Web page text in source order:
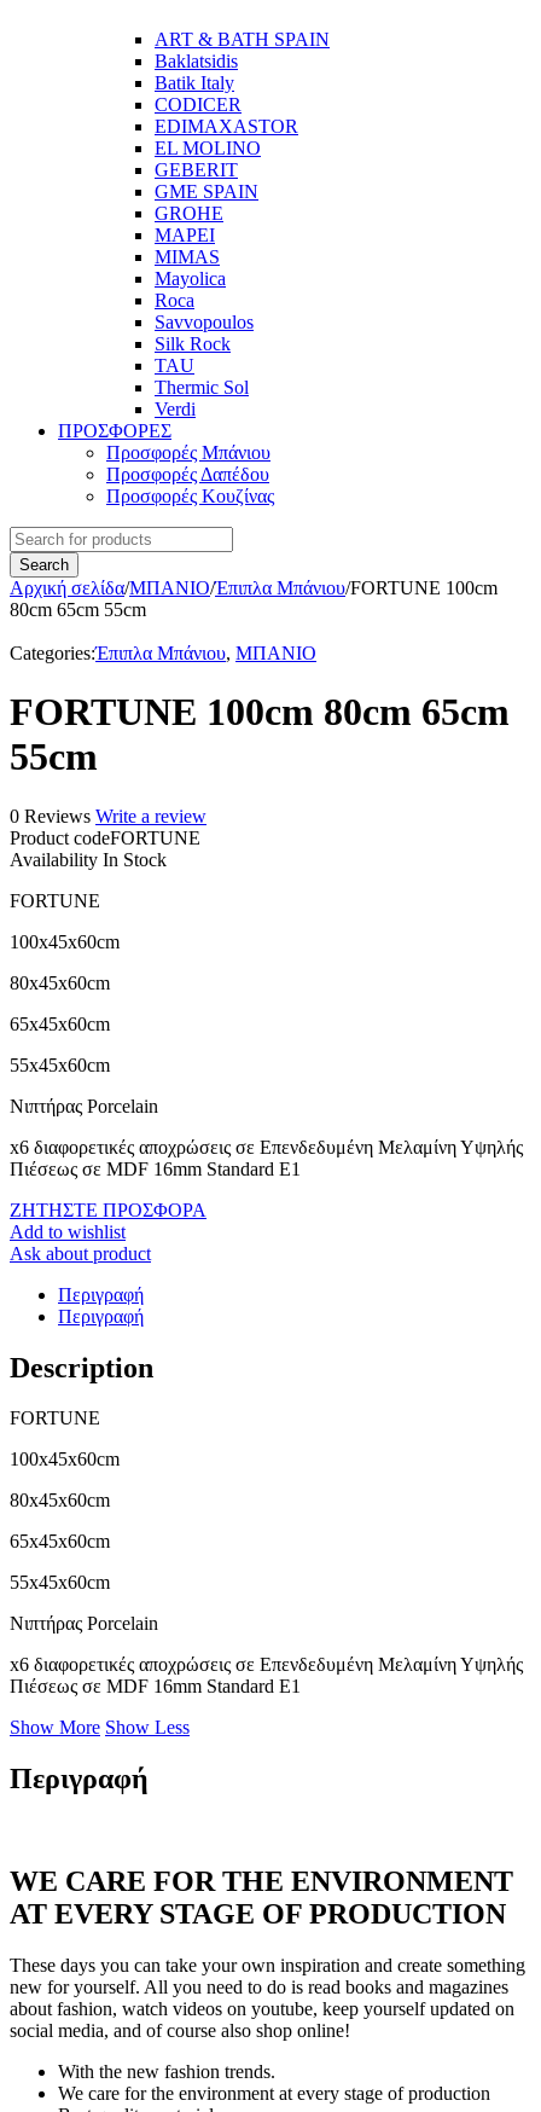
ART & BATH SPAIN
Baklatsidis
Batik Italy
CODICER
EDIMAXASTOR
EL MOLINO
GEBERIT
GME SPAIN
GROHE
MAPEI
MIMAS
Mayolica
Roca
Savvopoulos
Silk Rock
TAU
Thermic Sol
Verdi
ΠΡΟΣΦΟΡΕΣ
Προσφορές Μπάνιου
Προσφορές Δαπέδου
Προσφορές Κουζίνας
Αρχική σελίδα/ΜΠΑΝΙΟ/Έπιπλα Μπάνιου/FORTUNE 100cm
80cm 65cm 55cm
Categories:Έπιπλα Μπάνιου, ΜΠΑΝΙΟ
FORTUNE 100cm 80cm 65cm
55cm
0 Reviews Write a review
Product codeFORTUNE
Availability In Stock
FORTUNE
100x45x60cm
80x45x60cm
65x45x60cm
55x45x60cm
Νιπτήρας Porcelain
x6 διαφορετικές αποχρώσεις σε Επενδεδυμένη Μελαμίνη Υψηλής
Πιέσεως σε MDF 16mm Standard E1
ΖΗΤΗΣΤΕ ΠΡΟΣΦΟΡΑ
Add to wishlist
Ask about product
Περιγραφή
Περιγραφή
Description
FORTUNE
100x45x60cm
80x45x60cm
65x45x60cm
55x45x60cm
Νιπτήρας Porcelain
x6 διαφορετικές αποχρώσεις σε Επενδεδυμένη Μελαμίνη Υψηλής
Πιέσεως σε MDF 16mm Standard E1
Show More Show Less
Περιγραφή
WE CARE FOR THE ENVIRONMENT
AT EVERY STAGE OF PRODUCTION
These days you can take your own inspiration and create something
new for yourself. All you need to do is read books and magazines
about fashion, watch videos on youtube, keep yourself updated on
social media, and of course also shop online!
With the new fashion trends.
We care for the environment at every stage of production